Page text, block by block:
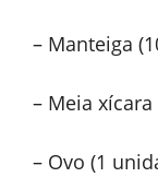
– Manteiga
– Meia
– Ovo (1